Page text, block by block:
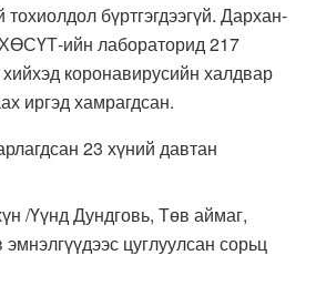
бүртгэгдээгүй. Дархан-
ийн лабораторид 217
коронавирусийн халдвар
иргэд хамрагдсан.
23 хүний давтан
/Үүнд Дундговь, Төв аймаг,
цуглуулсан сорьц